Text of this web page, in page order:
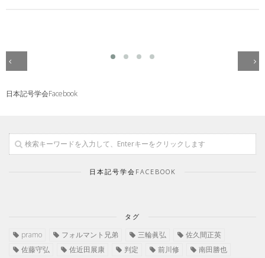
日本記号学会Facebook
日本記号学会FACEBOOK
タグ
pramo フォルマント兄弟 三輪眞弘
佐久間正英
佐藤守弘
佐近田展康 判定 前川修
南田勝也